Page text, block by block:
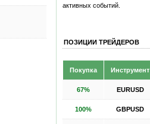
активных событий.
ПОЗИЦИИ ТРЕЙДЕРОВ
Покупка Инструмент
67% EURUSD
100% GBPUSD